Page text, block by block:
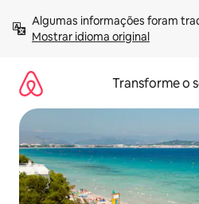
para
Mostrar idioma original
Transforme o